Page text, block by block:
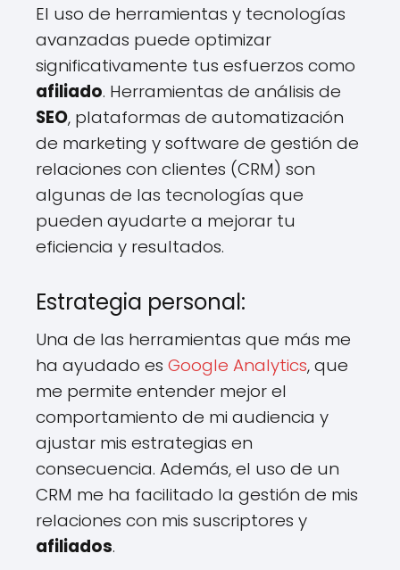
El uso de herramientas y tecnologías
avanzadas puede optimizar
significativamente tus esfuerzos como
afiliado. Herramientas de análisis de
SEO, plataformas de automatización
de marketing y software de gestión de
relaciones con clientes (CRM) son
algunas de las tecnologías que
pueden ayudarte a mejorar tu
eficiencia y resultados.
Estrategia personal:
Una de las herramientas que más me
ha ayudado es Google Analytics, que
me permite entender mejor el
comportamiento de mi audiencia y
ajustar mis estrategias en
consecuencia. Además, el uso de un
CRM me ha facilitado la gestión de mis
relaciones con mis suscriptores y
afiliados.